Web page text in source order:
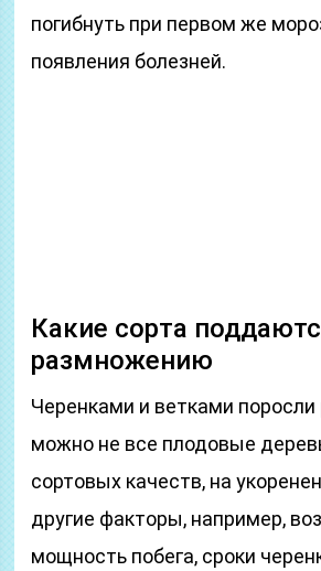
погибнуть при первом же
появления болезней.
Какие сорта
размножению
Черенками и ветками
можно не все плодовые
сортовых качеств, на
другие факторы, например,
мощность побега, сроки